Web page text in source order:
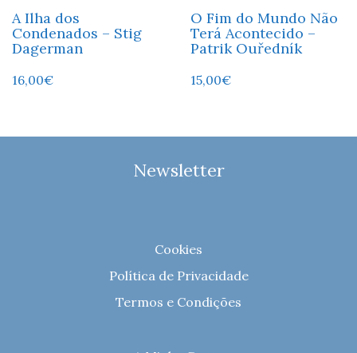
A Ilha dos
Condenados – Stig
Dagerman
16,00€
O Fim do Mundo Não
Terá Acontecido –
Patrik Ouředník
15,00€
Newsletter
Cookies
Política de Privacidade
Termos e Condições